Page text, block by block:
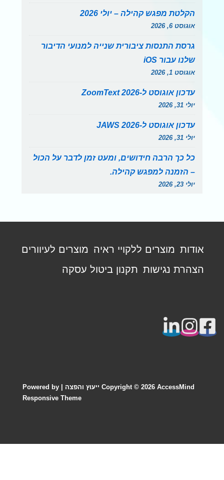
הקלטת מפגש קהילה – יולי 2026
אוגוסט 6, 2026
גרסת התנסות ציבורית שנייה למנועי הדיבור
שלנו עבור iOS
אוגוסט 1, 2026
עדכון אוגוסט ל-ZoomText 2026
יולי 31, 2026
עדכון אוגוסט ל-JAWS 2026
יולי 31, 2026
כל כך הרבה חידושים, ומעט זמן לדבר על הכול
– הזמנה למפגש קהילה.
יולי 23, 2026
תפריט
פוטר
אודות מוצרים ללקויי ראיה מוצרים לעיוורים
הצהרת נגישות תקנון ביטול עסקה
Copyright © 2026AccessMind ייעוץ והפצה
| Powered by
Responsive Theme